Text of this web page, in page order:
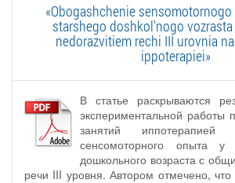
«Obogashchenie
starshego doshkol'nogo
nedorazvitiem rechi III urovnia
ippoterapiei»
В статье раскрываются
экспериментальной работы
занятий
сенсомоторного опыта у
дошкольного возраста с
речи III уровня. Автором отмечено,